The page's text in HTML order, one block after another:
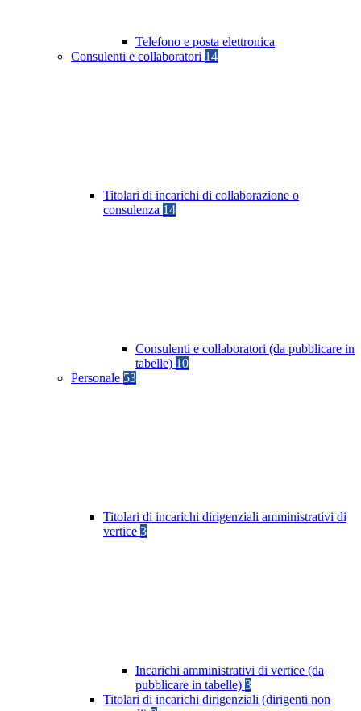
Telefono e posta elettronica
Consulenti e collaboratori 14
Titolari di incarichi di collaborazione o
consulenza 14
Consulenti e collaboratori (da pubblicare in
tabelle) 10
Personale 53
Titolari di incarichi dirigenziali amministrativi di
vertice 3
Incarichi amministrativi di vertice (da
pubblicare in tabelle) 3
Titolari di incarichi dirigenziali (dirigenti non